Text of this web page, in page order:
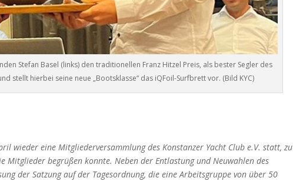
Stefan Basel (links) den traditionellen Franz Hitzel Preis, als bester Segler des
stellt hierbei seine neue „Bootsklasse“ das iQFoil-Surfbrett vor. (Bild KYC)
wieder eine Mitgliederversammlung des Konstanzer Yacht Club e.V. statt, zu
Mitglieder begrüßen konnte. Neben der Entlastung und Neuwahlen des
der Satzung auf der Tagesordnung, die eine Arbeitsgruppe von über 50